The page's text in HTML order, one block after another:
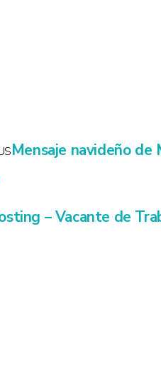
Mensaje navideño de
– Vacante de